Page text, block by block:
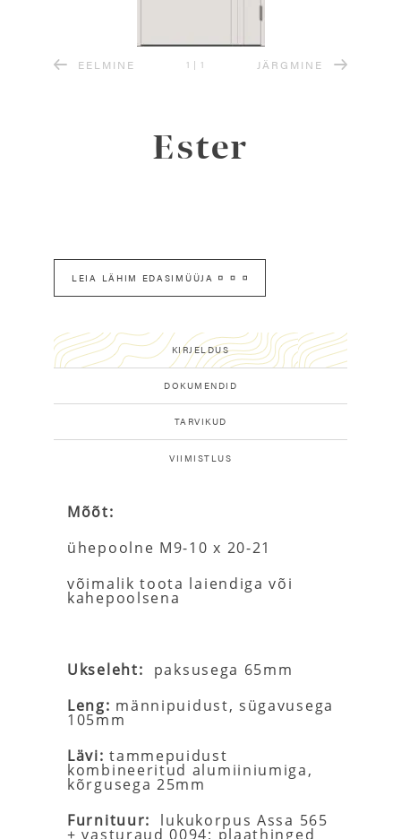
EELMINE 1 | 1 JÄRGMINE
Ester
LEIA LÄHIM EDASIMÜÜJA
KIRJELDUS
DOKUMENDID
TARVIKUD
VIIMISTLUS
Mõõt:
ühepoolne M9-10 x 20-21
võimalik toota laiendiga või
kahepoolsena
Ukseleht: paksusega 65mm
Leng: männipuidust, sügavusega
105mm
Lävi: tammepuidust
kombineeritud alumiiniumiga,
kõrgusega 25mm
Furnituur: lukukorpus Assa 565
+ vasturaud 0094; plaathinged